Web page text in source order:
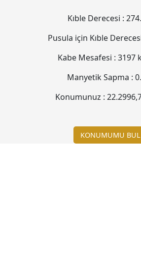
Kıble Derecesi :
Pusula için Kıble
Kabe Mesafesi : 3197
Manyetik Sapma :
Konumunuz : 22.2996,
KONUMUMU BUL